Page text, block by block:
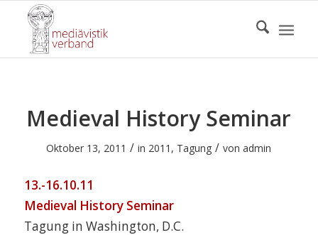
Medieval History Seminar
Oktober 13, 2011 / in 2011 , Tagung / vonadmin
13.-16.10.11
Medieval History Seminar
Tagung in Washington, D.C.